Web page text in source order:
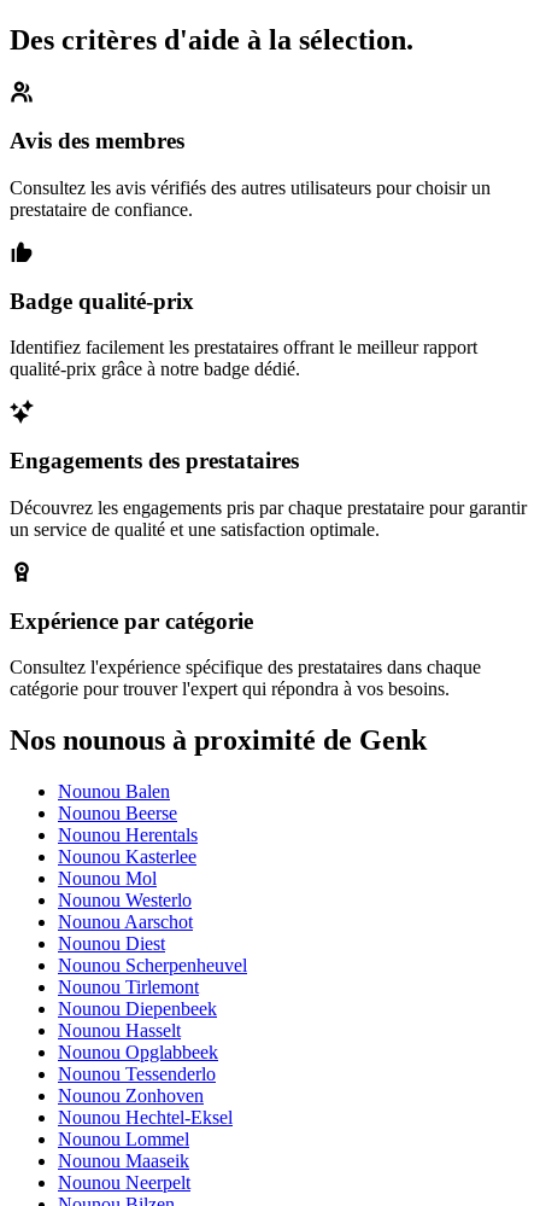
Des critères d'aide à la sélection.
Avis des membres
Consultez les avis vérifiés des autres utilisateurs pour choisir un
prestataire de confiance.
Badge qualité-prix
Identifiez facilement les prestataires offrant le meilleur rapport
qualité-prix grâce à notre badge dédié.
Engagements des prestataires
Découvrez les engagements pris par chaque prestataire pour garantir
un service de qualité et une satisfaction optimale.
Expérience par catégorie
Consultez l'expérience spécifique des prestataires dans chaque
catégorie pour trouver l'expert qui répondra à vos besoins.
Nos nounous à proximité de Genk
Nounou Balen
Nounou Beerse
Nounou Herentals
Nounou Kasterlee
Nounou Mol
Nounou Westerlo
Nounou Aarschot
Nounou Diest
Nounou Scherpenheuvel
Nounou Tirlemont
Nounou Diepenbeek
Nounou Hasselt
Nounou Opglabbeek
Nounou Tessenderlo
Nounou Zonhoven
Nounou Hechtel-Eksel
Nounou Lommel
Nounou Maaseik
Nounou Neerpelt